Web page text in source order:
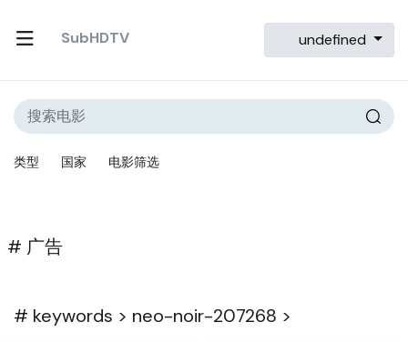
SubHDTV undefined
类型 国家 电影筛选
# keywords > neo-noir-207268 >
# 广告